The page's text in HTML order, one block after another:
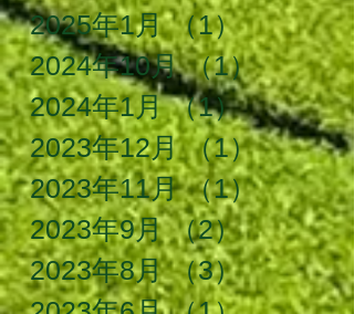
2025年1月 （1）1件の記事
2024年10月 （1）1件の記
2024年1月 （1）1件の記事
2023年12月 （1）1件の記
2023年11月 （1）1件の記
2023年9月 （2）2件の記事
2023年8月 （3）3件の記事